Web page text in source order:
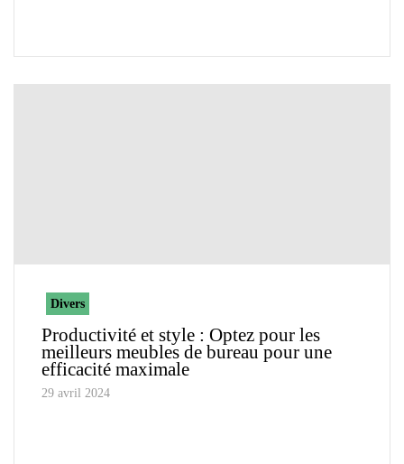
Divers
Productivité et style : Optez pour les
meilleurs meubles de bureau pour une
efficacité maximale
29 avril 2024